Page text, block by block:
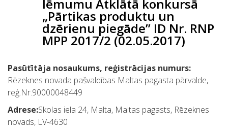
lēmumu Atklātā konkursā
„Pārtikas produktu un
dzērienu piegāde” ID Nr. RNP
MPP 2017/2 (02.05.2017)
Pasūtītāja nosaukums, reģistrācijas numurs:
Rēzeknes novada pašvaldības Maltas pagasta pārvalde,
reģ.Nr.90000048449
Adrese:Skolas iela 24, Malta, Maltas pagasts, Rēzeknes
novads, LV-4630